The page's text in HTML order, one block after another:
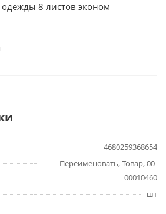
8 листов эконом
4680259368654
Переименовать, Товар, 00-
00010460
шт